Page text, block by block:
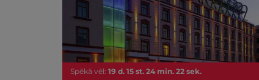
Spēkā vēl: 19 d. 15 st. 24 min. 20 sek.